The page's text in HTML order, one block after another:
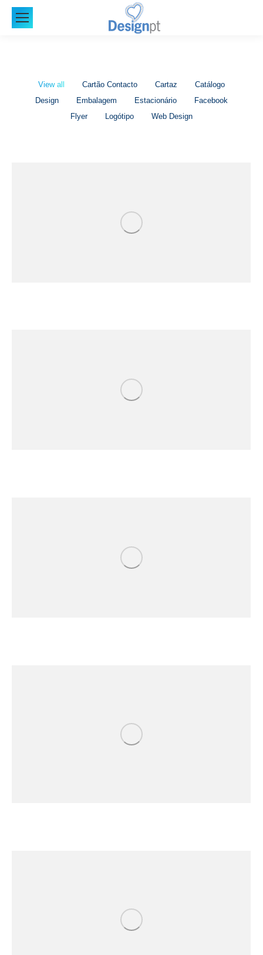
View all Cartão Contacto Cartaz
Catálogo
Design
Embalagem Estacionário
Facebook
Flyer
Logótipo Web Design